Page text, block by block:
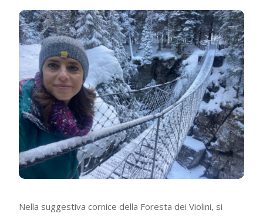
Nella suggestiva cornice della Foresta dei Violini, si